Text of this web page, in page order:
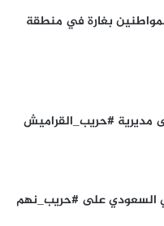
بغارة في منطقة
مديرية #حريب_القراميش
السعودي على #حريب_نهم